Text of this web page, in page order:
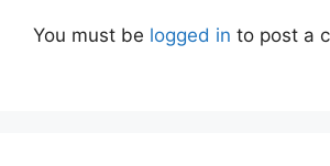
You must be logged in to post a